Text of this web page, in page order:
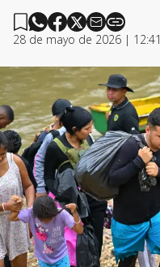
28 de mayo de 2026 | 12:41